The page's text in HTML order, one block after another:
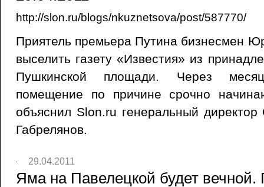
http://slon.ru/blogs/nkuznetsova/post/587770/
Приятель премьера Путина бизнесмен
выселить газету «Известия» из
Пушкинской площади. Через
помещение по причине срочно
объяснил Slon.ru генеральный
Габрелянов.
29.04.2011
Яма на Павелецкой будет вечной.